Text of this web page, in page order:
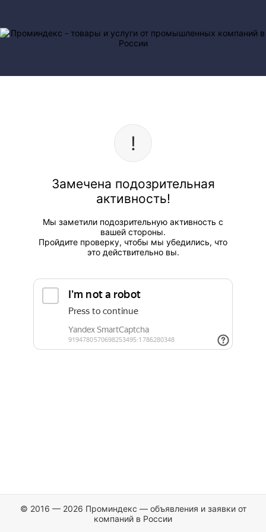
Замечена подозрительная
активность!
Мы заметили подозрительную активность с
вашей стороны.
Пройдите проверку, чтобы мы убедились, что
это действительно вы.
© 2016 — 2026 Проминдекс — объявления и заявки от
компаний в России